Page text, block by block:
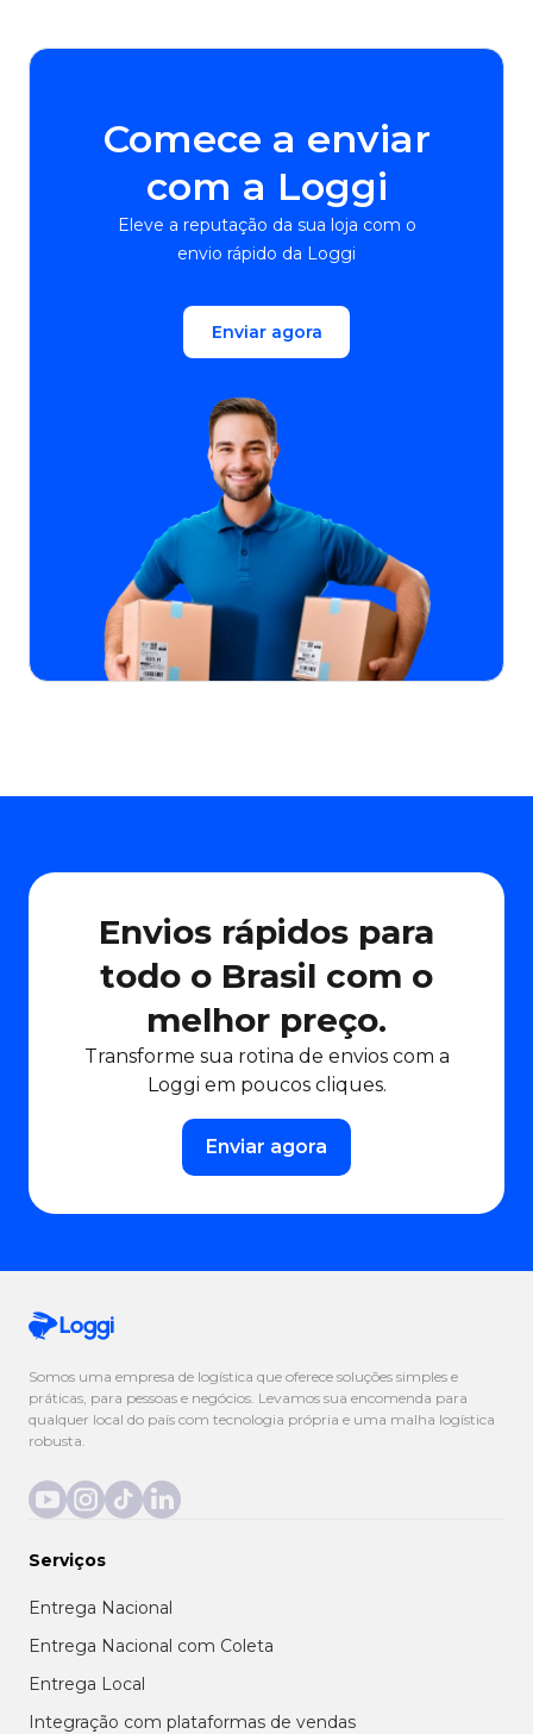
Comece a enviar
com a Loggi
Eleve a reputação da sua loja com o
envio rápido da Loggi
Enviar agora
Envios rápidos para
todo o Brasil com o
melhor preço.
Transforme sua rotina de envios com a
Loggi em poucos cliques.
Enviar agora
Somos uma empresa de logística que oferece soluções simples e
práticas, para pessoas e negócios. Levamos sua encomenda para
qualquer local do país com tecnologia própria e uma malha logística
robusta.
Serviços
Entrega Nacional
Entrega Nacional com Coleta
Entrega Local
Integração com plataformas de vendas